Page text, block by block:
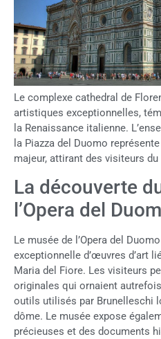
Le complexe cathedral de
artistiques exceptionnelles,
la Renaissance italienne.
la Piazza del Duomo
majeur, attirant des visiteurs du
La découverte
l’Opera del
Le musée de l’Opera del
exceptionnelle d’œuvres d’art
Maria del Fiore. Les visiteurs
originales qui ornaient
outils utilisés par Brunelleschi
dôme. Le musée expose
précieuses et des documents